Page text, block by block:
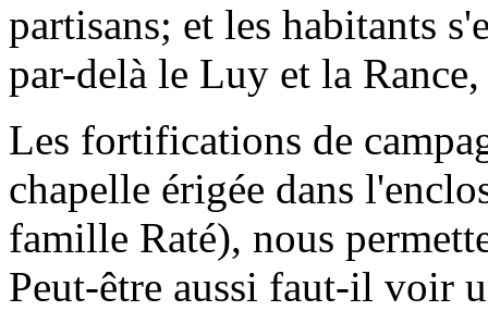
partisans; et les habitants
par-delà le Luy et la
Les fortifications de
chapelle érigée dans
famille Raté), nous
Peut-être aussi faut-il voir